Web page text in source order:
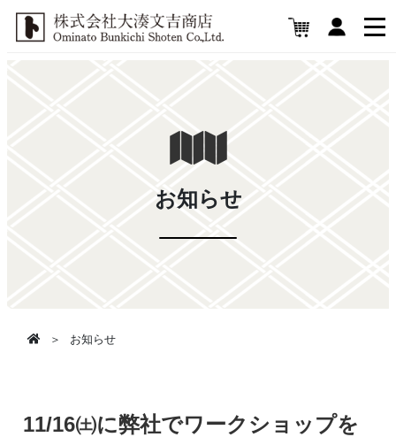
お知らせ
お知らせ
11/16㈯に弊社でワークショップを